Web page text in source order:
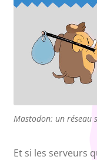
Mastodon: un réseau
Et si les serveurs